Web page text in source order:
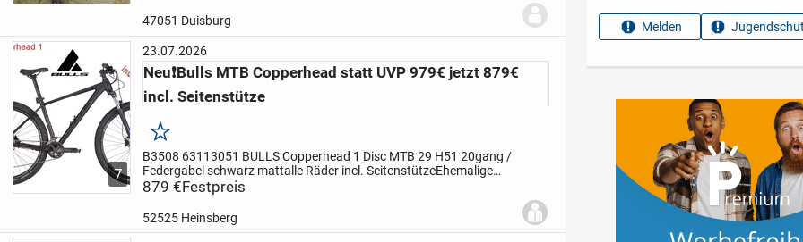
47051 Duisburg
7
23.07.2026
Neu❗Bulls MTB Copperhead statt UVP 979€ jetzt 879€
incl. Seitenstütze
Merken
B3508 63113051 BULLS Copperhead 1 Disc MTB 29 H51 20gang /
Federgabel schwarz mattalle Räder incl. SeitenstützeEhemalige
Unverbindl. Preisempfehlung des Herstellers : 979€UNSER
PREIS mit 2 Jahren...
879 €Festpreis
52525 Heinsberg
Melden